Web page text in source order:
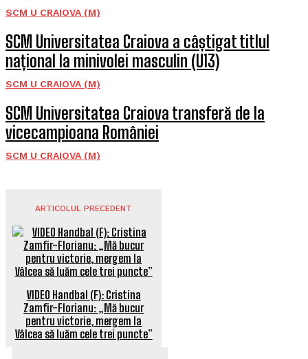
SCM U CRAIOVA (M)
SCM Universitatea Craiova a câștigat titlul
național la minivolei masculin (U13)
SCM U CRAIOVA (M)
SCM Universitatea Craiova transferă de la
vicecampioana României
SCM U CRAIOVA (M)
ARTICOLUL PRECEDENT
VIDEO Handbal (F): Cristina
Zamfir-Florianu: „Mă bucur
pentru victorie, mergem la
Vâlcea să luăm cele trei puncte”